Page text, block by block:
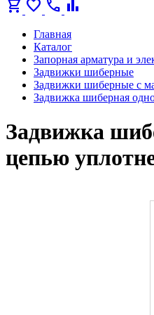
shopping_cart favorite call bar_chart
Главная
Каталог
Запорная арматура и
Задвижки шиберные
Задвижки шиберные с
Задвижка шиберная
Задвижка
цепью